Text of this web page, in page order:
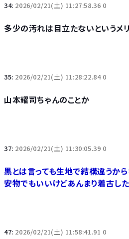
34: 2026/02/21(土) 11:27:58.36 0
多少の汚れは目立たないというメ
35: 2026/02/21(土) 11:28:22.84 0
山本耀司ちゃんのことか
37: 2026/02/21(土) 11:30:05.39 0
黒とは言っても生地で結構違うか
安物でもいいけどあんまり着古し
47: 2026/02/21(土) 11:58:41.91 0